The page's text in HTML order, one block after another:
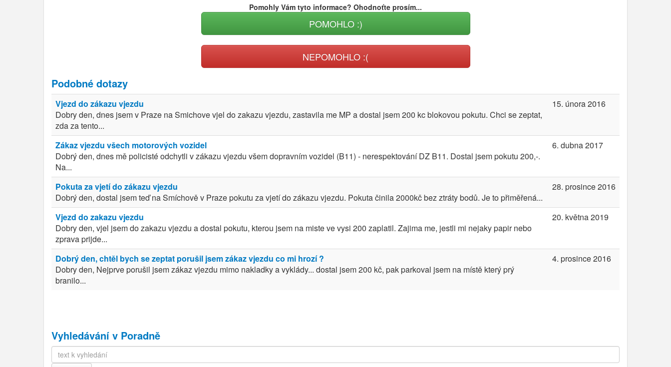
Pomohly Vám tyto informace? Ohodnoťte prosím...
POMOHLO :)
NEPOMOHLO :(
Podobné dotazy
Vjezd do zákazu vjezdu
Dobry den, dnes jsem v Praze na Smichove vjel do zakazu vjezdu, zastavila me MP a dostal jsem 200 kc blokovou pokutu. Chci se zeptat,
zda za tento...
15. února 2016
Zákaz vjezdu všech motorových vozidel
Dobrý den, dnes mě policisté odchytli v zákazu vjezdu všem dopravním vozidel (B11) - nerespektování DZ B11. Dostal jsem pokutu 200,-.
Na...
6. dubna 2017
Pokuta za vjetí do zákazu vjezdu
Dobrý den, dostal jsem teď na Smíchově v Praze pokutu za vjetí do zákazu vjezdu. Pokuta činila 2000kč bez ztráty bodů. Je to přiměřená...
28. prosince 2016
Vjezd do zakazu vjezdu
Dobry den, vjel jsem do zakazu vjezdu a dostal pokutu, kterou jsem na miste ve vysi 200 zaplatil. Zajima me, jestli mi nejaky papir nebo
zprava prijde...
20. května 2019
Dobrý den, chtěl bych se zeptat porušil jsem zákaz vjezdu co mi hrozí ?
Dobry den, Nejprve porušil jsem zákaz vjezdu mimo nakladky a vyklády... dostal jsem 200 kč, pak parkoval jsem na místě který prý
branilo...
4. prosince 2016
Vyhledávání v Poradně